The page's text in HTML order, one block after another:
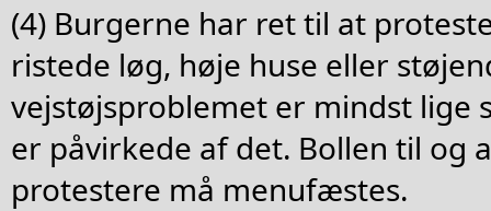
(4) Burgerne har ret til at
ristede løg, høje huse eller
vejstøjsproblemet er mindst lige
er påvirkede af det. Bollen til og
protestere må menufæstes.